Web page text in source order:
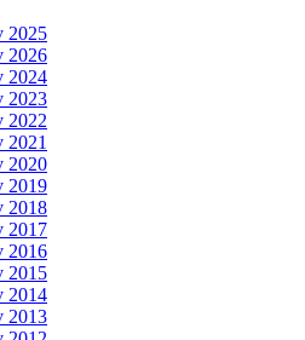
2025
2026
2024
2023
2022
2021
2020
2019
2018
2017
2016
2015
2014
2013